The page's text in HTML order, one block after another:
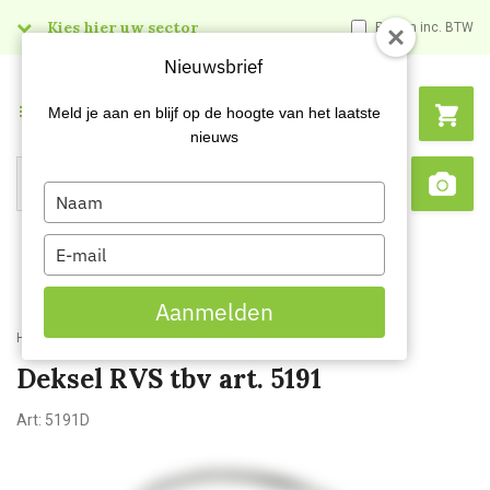
Kies hier uw sector Prijzen inc. BTW
Search
Menu
Home Deksel RVS tbv art. 5191
Deksel RVS tbv art. 5191
Art: 5191D
Nieuwsbrief
Meld je aan en blijf op de hoogte van het laatste
nieuws
Type
your
name
Type
your
email
Aanmelden